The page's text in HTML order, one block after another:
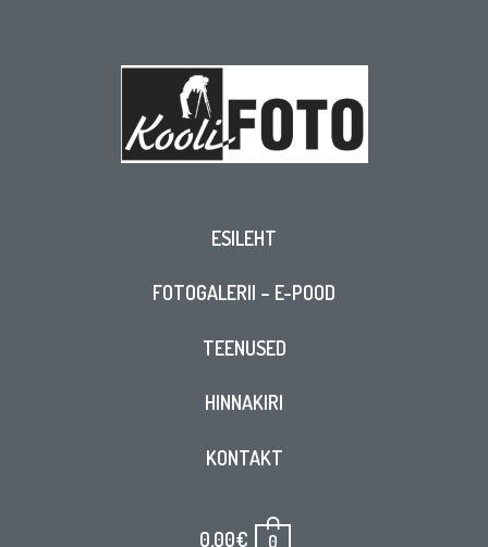
ESILEHT
FOTOGALERII – E-POOD
TEENUSED
HINNAKIRI
KONTAKT
0,00€ 0